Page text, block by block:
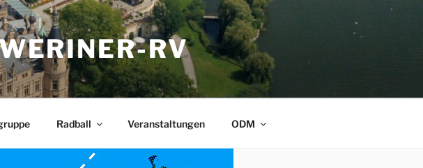
RV
Radball Veranstaltungen ODM